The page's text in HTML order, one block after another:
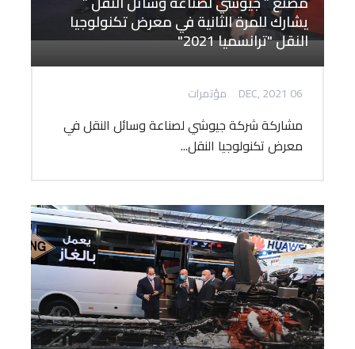
يشارك للمرة الثانية في معرض تكنولوجيا
النقل "ترانسميا 2021"
06 DEC, 2021 مؤتمرات
مشاركة شركة جيوشي لصناعة وسائل النقل في
معرض تكنولوجيا النقل...